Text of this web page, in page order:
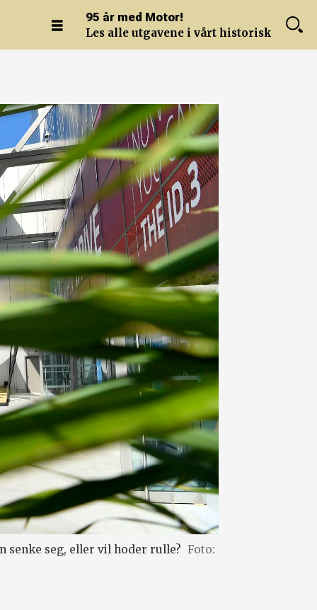
95 år med Motor!
Les alle utgavene i vårt historiske arkiv.
senke seg, eller vil hoder rulle? Foto: